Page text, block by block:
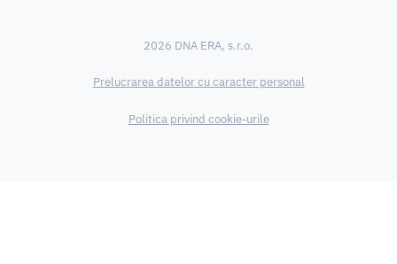
2026 DNA ERA, s.r.o.
Prelucrarea datelor cu caracter personal
Politica privind cookie-urile